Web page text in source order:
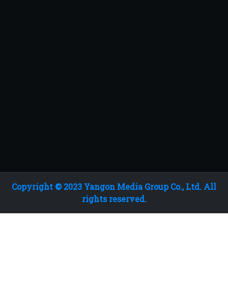
Copyright © 2023 Yangon Media Group Co., Ltd. All
rights reserved.